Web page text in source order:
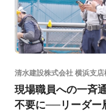
清水建設株式会社 横浜支店
現場職員への一斉
不要に──リーダー